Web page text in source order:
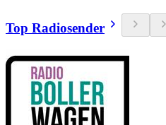
Top Radiosender